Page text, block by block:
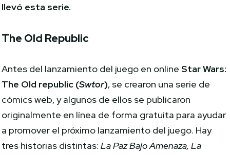
llevó esta serie.
The Old Republic
Antes del lanzamiento del juego en onlineStar Wars:
The Old republic (Swtor), se crearon una serie de
cómics web, y algunos de ellos se publicaron
originalmente en línea de forma gratuita para ayudar
a promover el próximo lanzamiento del juego. Hay
tres historias distintas:La Paz Bajo Amenaza, La